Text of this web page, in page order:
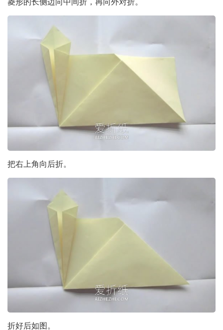
菱形的长侧边向中间折，再向外对折。
把右上角向后折。
折好后如图。